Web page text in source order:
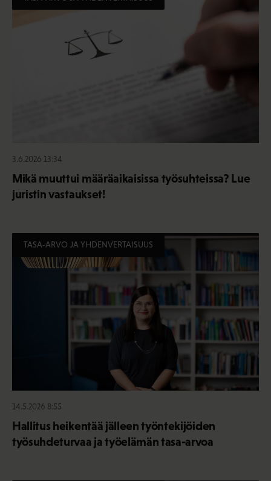
3.6.2026 13:34
Mikä muuttui määräaikaisissa työsuhteissa? Lue
juristin vastaukset!
TASA-ARVO JA YHDENVERTAISUUS
14.5.2026 8:55
Hallitus heikentää jälleen työntekijöiden
työsuhdeturvaa ja työelämän tasa-arvoa